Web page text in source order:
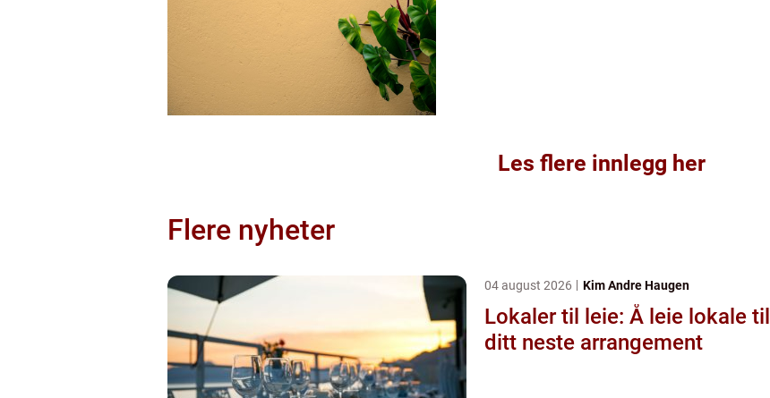
Les flere innlegg her
Flere nyheter
04 august 2026 Kim Andre Haugen
Lokaler til leie: Å leie lokale til
ditt neste arrangement